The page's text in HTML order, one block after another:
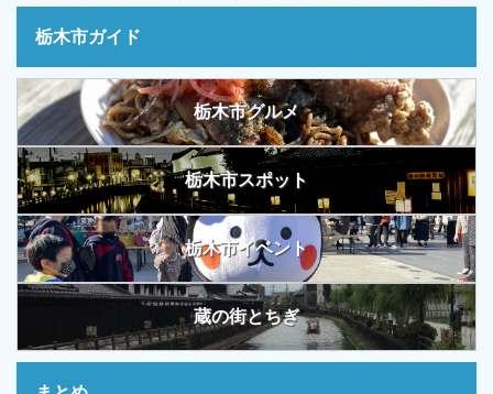
栃木市ガイド
栃木市グルメ
栃木市スポット
栃木市イベント
蔵の街とちぎ